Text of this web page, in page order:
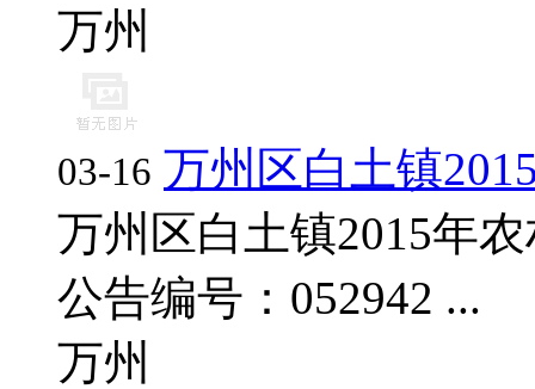
万州
03-16 万州区白土镇
万州区白土镇2015年
公告编号：052942 ...
万州